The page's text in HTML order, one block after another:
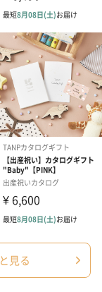
）
3層デザート
ェ〜国産フル
り〜 3号（864
ン
グ
シャワージェ
ドクリーム（
ッシュローズ
見る